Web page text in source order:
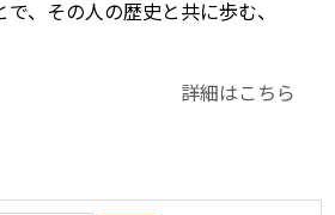
、その人の歴史と共に歩む、
詳細はこちら